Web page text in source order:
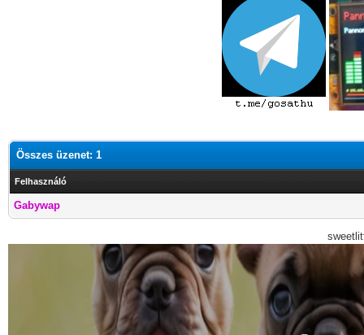
Összes üzenet: 1
Felhasználó
Gabywap